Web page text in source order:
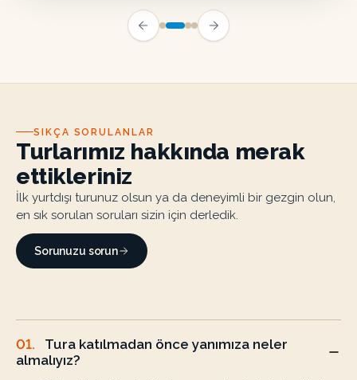
SIKÇA SORULANLAR
Turlarımız hakkında merak
ettikleriniz
İlk yurtdışı turunuz olsun ya da deneyimli bir gezgin olun,
en sık sorulan soruları sizin için derledik.
Sorunuzu sorun
01.
Tura katılmadan önce yanımıza neler
almalıyız?